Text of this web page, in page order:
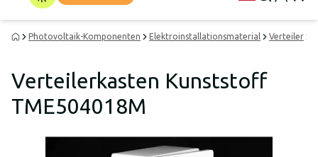
Photovoltaik-Komponenten Elektroinstallationsmaterial Verteiler
Verteilerkasten Kunststoff
TME504018M